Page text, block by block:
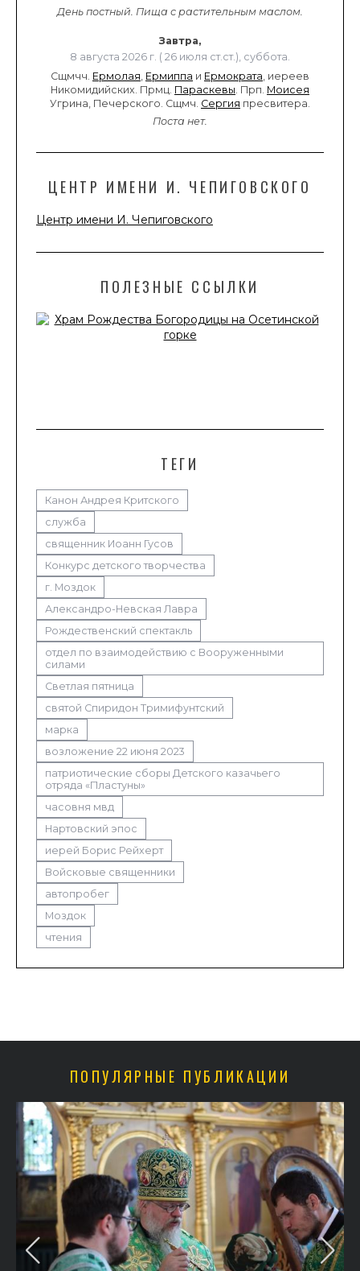
День постный. Пища с растительным маслом.
Завтра,
8 августа 2026 г. ( 26 июля ст.ст.), суббота.
Сщмчч. Ермолая, Ермиппа и Ермократа, иереев
Никомидийских. Прмц. Параскевы. Прп. Моисея
Угрина, Печерского. Сщмч. Сергия пресвитера.
Поста нет.
ЦЕНТР ИМЕНИ И. ЧЕПИГОВСКОГО
Центр имени И. Чепиговского
ПОЛЕЗНЫЕ ССЫЛКИ
ТЕГИ
Канон Андрея Критского
служба
священник Иоанн Гусов
Конкурс детского творчества
г. Моздок
Александро-Невская Лавра
Рождественский спектакль
отдел по взаимодействию с Вооруженными
силами
Светлая пятница
святой Спиридон Тримифунтский
марка
возложение 22 июня 2023
патриотические сборы Детского казачьего
отряда «Пластуны»
часовня мвд
Нартовский эпос
иерей Борис Рейхерт
Войсковые священники
автопробег
Моздок
чтения
ПОПУЛЯРНЫЕ ПУБЛИКАЦИИ